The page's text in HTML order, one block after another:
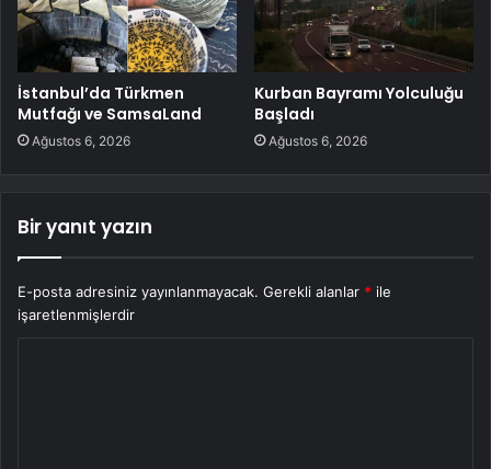
İstanbul’da Türkmen
Mutfağı ve SamsaLand
Ağustos 6, 2026
Kurban Bayramı Yolculuğu
Başladı
Ağustos 6, 2026
Bir yanıt yazın
E-posta adresiniz yayınlanmayacak. Gerekli alanlar * ile
işaretlenmişlerdir